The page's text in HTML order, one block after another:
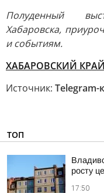
Полуденный
Хабаровска,
и событиям.
ХАБАРОВСКИЙ
Источник:
ТОП
росту
17:50